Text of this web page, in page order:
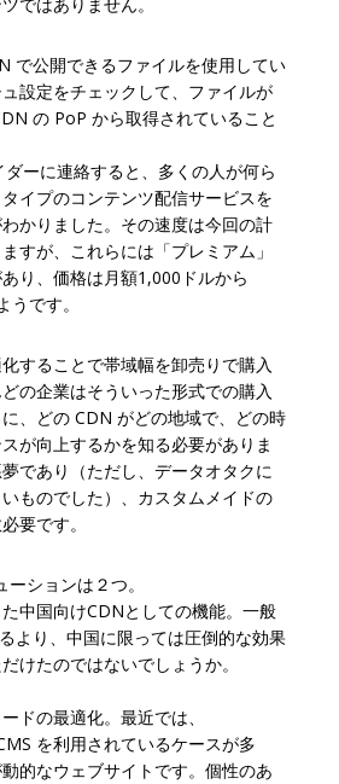
で公開できるファイルを使用してい
設定をチェックして、ファイルが
の PoP から取得されていること
ーに連絡すると、多くの人が何ら
イプのコンテンツ配信サービスを
かりました。その速度は今回の計
すが、これらには「プレミアム」
り、価格は月額1,000ドルから
です。
することで帯域幅を卸売りで購入
の企業はそういった形式での購入
、どの CDN がどの地域で、どの時
が向上するかを知る必要がありま
であり（ただし、データオタクに
ものでした）、カスタムメイドの
要です。
ションは２つ。
中国向けCDNとしての機能。一般
より、中国に限っては圧倒的な効果
けたのではないでしょうか。
ドの最適化。最近では、
を利用されているケースが多
的なウェブサイトです。個性のあ